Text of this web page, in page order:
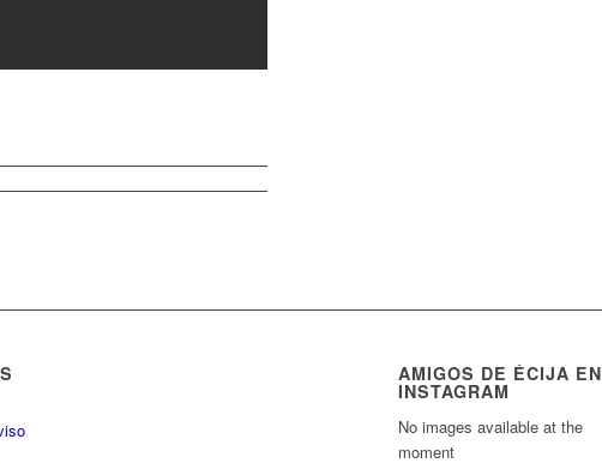
AMIGOS DE ÉCIJA EN
INSTAGRAM
No images available at the
moment